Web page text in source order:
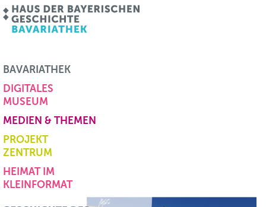
BAVARIATHEK
DIGITALES
MUSEUM
MEDIEN & THEMEN
PROJEKT
ZENTRUM
HEIMAT IM
KLEINFORMAT